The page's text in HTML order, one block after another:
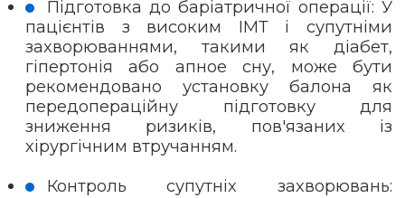
Підготовка до баріатричної операції: У
пацієнтів з високим ІМТ і супутніми
захворюваннями, такими як діабет,
гіпертонія або апное сну, може бути
рекомендовано установку балона як
передопераційну підготовку для
зниження ризиків, пов'язаних із
хірургічним втручанням.
Контроль супутніх захворювань: